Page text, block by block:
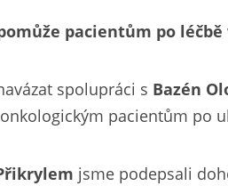
pacientům po
spolupráci s Bazén
pacientům po
jsme podepsali